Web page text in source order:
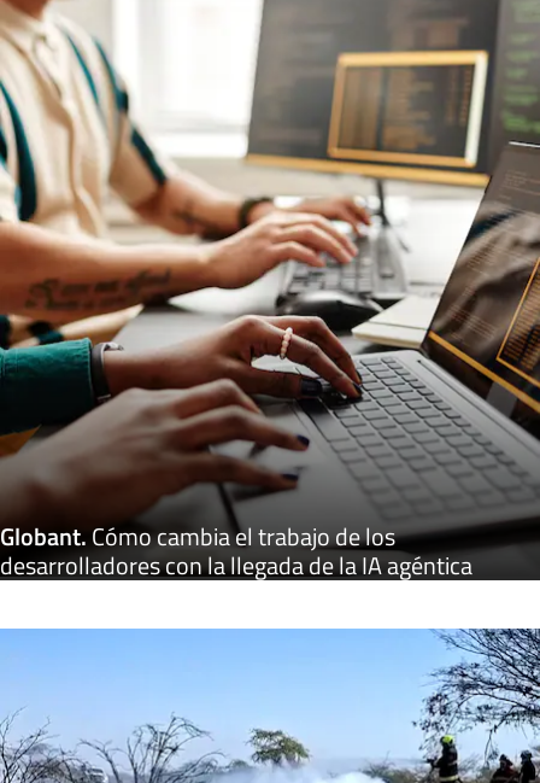
Globant.Cómo cambia el trabajo de los
desarrolladores con la llegada de la IA agéntica